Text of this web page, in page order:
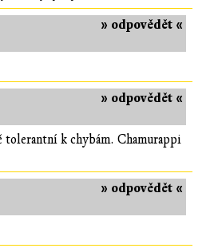
» odpovědět «
» odpovědět «
tolerantní k chybám. Chamurappi
» odpovědět «